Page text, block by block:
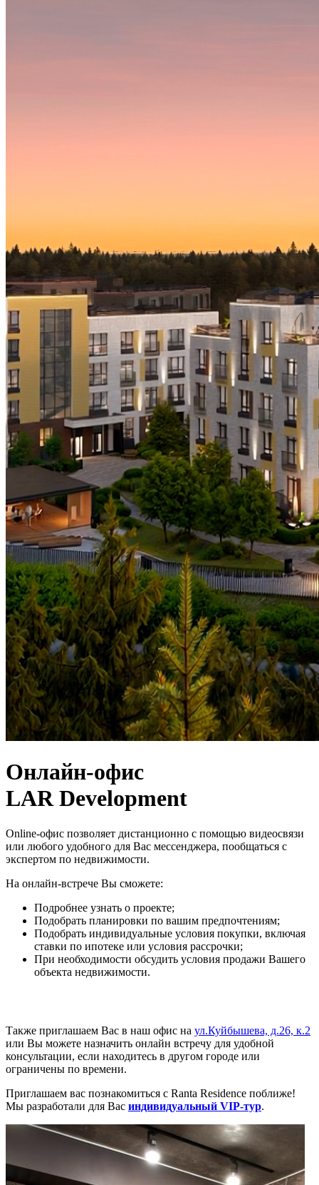
Онлайн-офис
LAR Development
Online-офис позволяет дистанционно с помощью видеосвязи
или любого удобного для Вас мессенджера, пообщаться с
экспертом по недвижимости.
На онлайн-встрече Вы сможетe:
Подробнее узнать о проекте;
Подобрать планировки по вашим предпочтениям;
Подобрать индивидуальные условия покупки, включая
ставки по ипотеке или условия рассрочки;
При необходимости обсудить условия продажи Вашего
объекта недвижимости.
Также приглашаем Вас в наш офис на ул.Куйбышева, д.26, к.2
или Вы можете назначить онлайн встречу для удобной
консультации, если находитесь в другом городе или
ограничены по времени.
Приглашаем вас познакомиться с Ranta Residence поближе!
Мы разработали для Вас индивидуальный VIP-тур.